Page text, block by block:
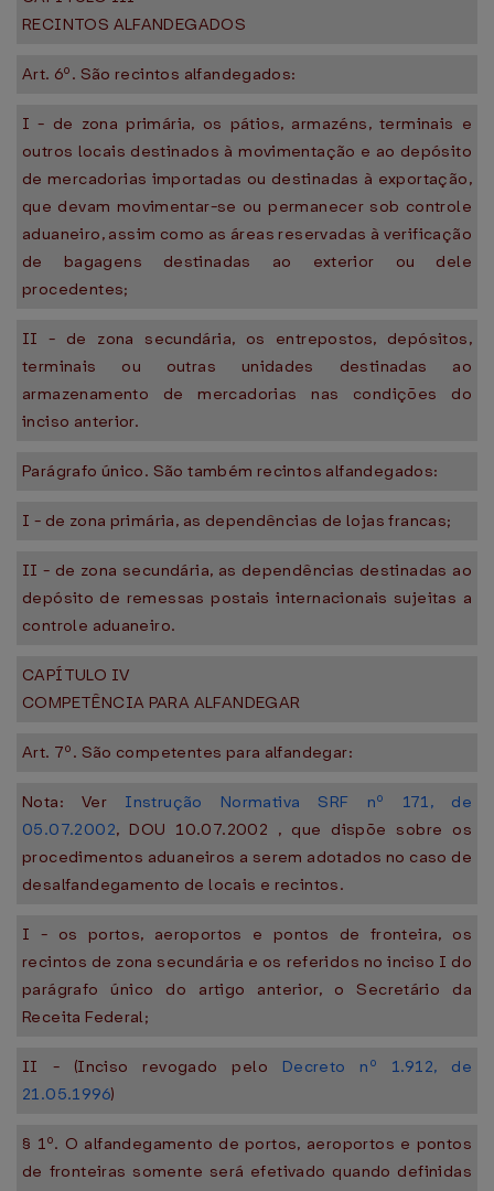
RECINTOS ALFANDEGADOS
Art. 6º. São recintos alfandegados:
I - de zona primária, os pátios, armazéns, terminais e
outros locais destinados à movimentação e ao depósito
de mercadorias importadas ou destinadas à exportação,
que devam movimentar-se ou permanecer sob controle
aduaneiro, assim como as áreas reservadas à verificação
de bagagens destinadas ao exterior ou dele
procedentes;
II - de zona secundária, os entrepostos, depósitos,
terminais ou outras unidades destinadas ao
armazenamento de mercadorias nas condições do
inciso anterior.
Parágrafo único. São também recintos alfandegados:
I - de zona primária, as dependências de lojas francas;
II - de zona secundária, as dependências destinadas ao
depósito de remessas postais internacionais sujeitas a
controle aduaneiro.
CAPÍTULO IV
COMPETÊNCIA PARA ALFANDEGAR
Art. 7º. São competentes para alfandegar:
Nota: Ver Instrução Normativa SRF nº 171, de
05.07.2002, DOU 10.07.2002 , que dispõe sobre os
procedimentos aduaneiros a serem adotados no caso de
desalfandegamento de locais e recintos.
I - os portos, aeroportos e pontos de fronteira, os
recintos de zona secundária e os referidos no inciso I do
parágrafo único do artigo anterior, o Secretário da
Receita Federal;
II - (Inciso revogado pelo Decreto nº 1.912, de
21.05.1996)
§ 1º. O alfandegamento de portos, aeroportos e pontos
de fronteiras somente será efetivado quando definidas